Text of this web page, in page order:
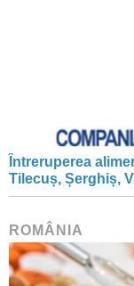
Întreruperea
Tilecuș, Șerghiș,
ROMÂNIA